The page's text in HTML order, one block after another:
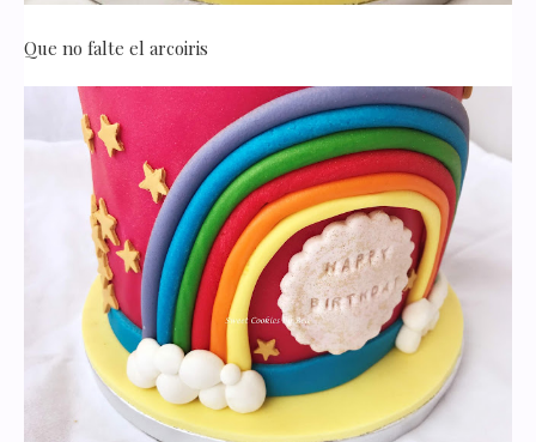
Que no falte el arcoiris